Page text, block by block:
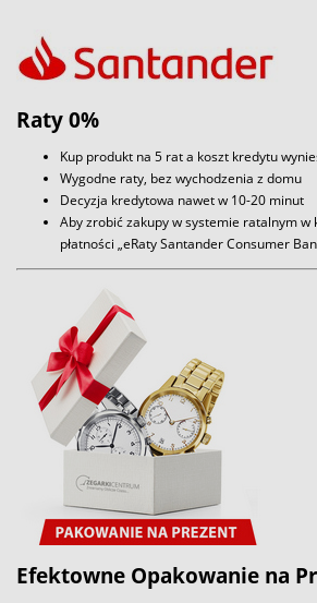
Raty 0%
Kup produkt na 5 rat a koszt kredytu
Wygodne raty, bez wychodzenia z domu
Decyzja kredytowa nawet w 10-20 minut
Aby zrobić zakupy w systemie ratalnym w
płatności „eRaty Santander Consumer
Efektowne Opakowanie na